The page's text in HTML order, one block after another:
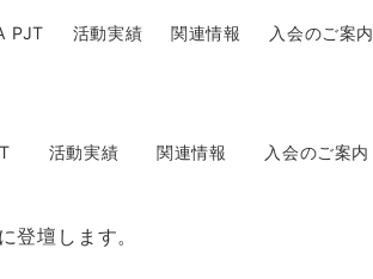
活動実績 関連情報 入会のご案内
PJT 活動実績 関連情報 入会のご案内
壇します。